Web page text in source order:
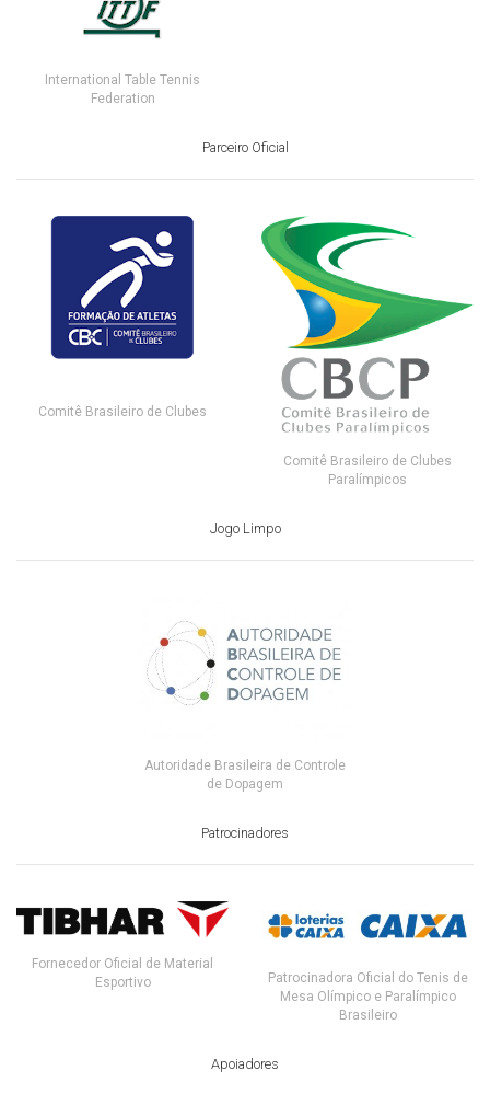
International Table Tennis
Federation
Parceiro Oficial
Comitê Brasileiro de Clubes
Comitê Brasileiro de Clubes
Paralímpicos
Jogo Limpo
Autoridade Brasileira de Controle
de Dopagem
Patrocinadores
Fornecedor Oficial de Material
Esportivo
Patrocinadora Oficial do Tenis de
Mesa Olímpico e Paralímpico
Brasileiro
Apoiadores